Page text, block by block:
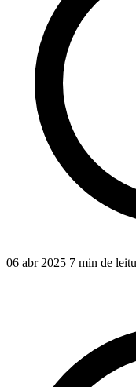
06 abr 2025 7 min de